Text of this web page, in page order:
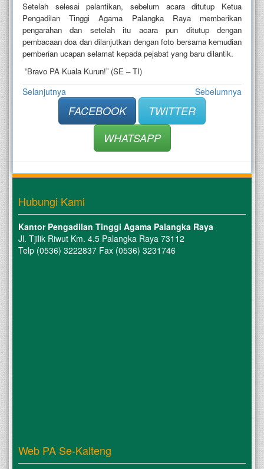
Setelah selesai pelantikan, sebelum acara ditutup Ketua
Pengadilan Tinggi Agama Palangka Raya memberikan
pengarahan dan setelah itu acara pun ditutup dengan
pembacaan doa dan dilanjutkan dengan foto bersama kemudian
pemberian ucapan selamat kepada pejabat yang baru dilantik.
“Bravo PA Kuala Kurun!” (SE – TI)
digelar
Pelantikan
Panitera
dan
Panitera
Pengadilan
Tinggi
Agama
10.00
Pelantikan
oleh
Ketua
Pengadilan
Tinggi
Pengadilan
Tinggi
Selanjutnya Sebelumnya
FACEBOOK
TWITTER
WHATSAPP
Hubungi Kami
Kantor Pengadilan Tinggi Agama Palangka Raya
Jl. Tjilik Riwut Km. 4.5 Palangka Raya 73112
Telp (0536) 3222837 Fax (0536) 3231746
Web PA Se-Kalteng